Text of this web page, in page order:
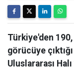
Türkiye'den
görücüye
Uluslararası